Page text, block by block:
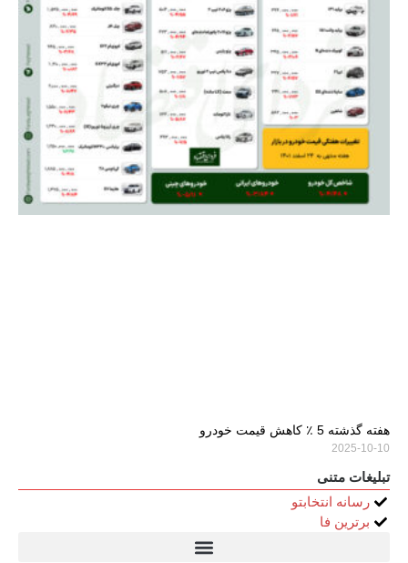
هفته گذشته 5 ٪ کاهش قیمت خودرو
2025-10-10
تبلیغات متنی
رسانه انتخابتو
برترین فا